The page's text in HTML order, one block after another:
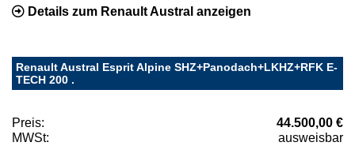
Details zum Renault Austral anzeigen
Renault Austral Esprit Alpine SHZ+Panodach+LKHZ+RFK E-
TECH 200 .
Preis:
44.500,00 €
MWSt:
ausweisbar